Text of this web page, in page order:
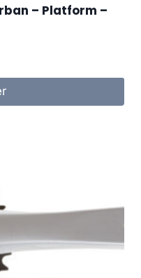
– Platform –